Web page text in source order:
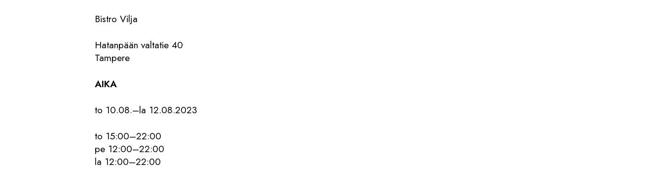
Bistro Vilja
Hatanpään valtatie 40
Tampere
AIKA
to 10.08.–la 12.08.2023
to 15:00–22:00
pe 12:00–22:00
la 12:00–22:00